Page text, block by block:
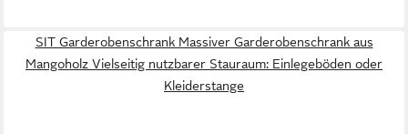
SIT Garderobenschrank Massiver Garderobenschrank aus
Mangoholz Vielseitig nutzbarer Stauraum: Einlegeböden oder
Kleiderstange